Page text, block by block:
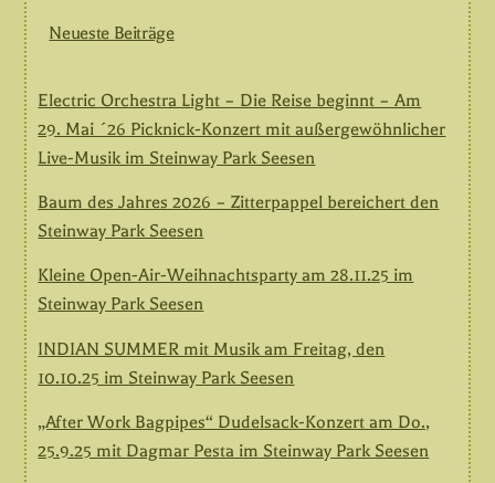
Neueste Beiträge
Electric Orchestra Light – Die Reise beginnt – Am
29. Mai ´26 Picknick-Konzert mit außergewöhnlicher
Live-Musik im Steinway Park Seesen
Baum des Jahres 2026 – Zitterpappel bereichert den
Steinway Park Seesen
Kleine Open-Air-Weihnachtsparty am 28.11.25 im
Steinway Park Seesen
INDIAN SUMMER mit Musik am Freitag, den
10.10.25 im Steinway Park Seesen
„After Work Bagpipes“ Dudelsack-Konzert am Do.,
25.9.25 mit Dagmar Pesta im Steinway Park Seesen